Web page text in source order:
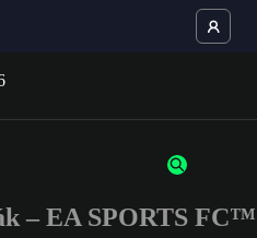
znaki lub cyfry.
– EA SPORTS FC™